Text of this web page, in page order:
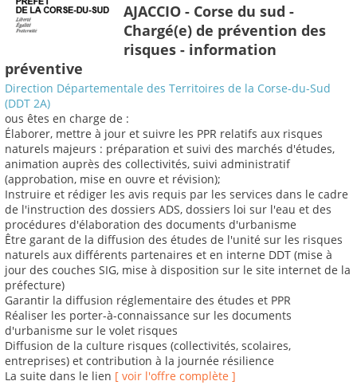
AJACCIO - Corse du sud -
Chargé(e) de prévention des
risques - information
préventive
Direction Départementale des Territoires de la Corse-du-Sud
(DDT 2A)
ous êtes en charge de :
Élaborer, mettre à jour et suivre les PPR relatifs aux risques
naturels majeurs : préparation et suivi des marchés d'études,
animation auprès des collectivités, suivi administratif
(approbation, mise en ouvre et révision);
Instruire et rédiger les avis requis par les services dans le cadre
de l'instruction des dossiers ADS, dossiers loi sur l'eau et des
procédures d'élaboration des documents d'urbanisme
Être garant de la diffusion des études de l'unité sur les risques
naturels aux différents partenaires et en interne DDT (mise à
jour des couches SIG, mise à disposition sur le site internet de la
préfecture)
Garantir la diffusion réglementaire des études et PPR
Réaliser les porter-à-connaissance sur les documents
d'urbanisme sur le volet risques
Diffusion de la culture risques (collectivités, scolaires,
entreprises) et contribution à la journée résilience
La suite dans le lien [ voir l'offre complète ]